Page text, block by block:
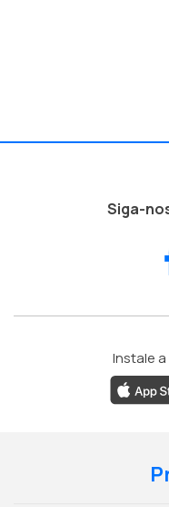
Siga-
Instale